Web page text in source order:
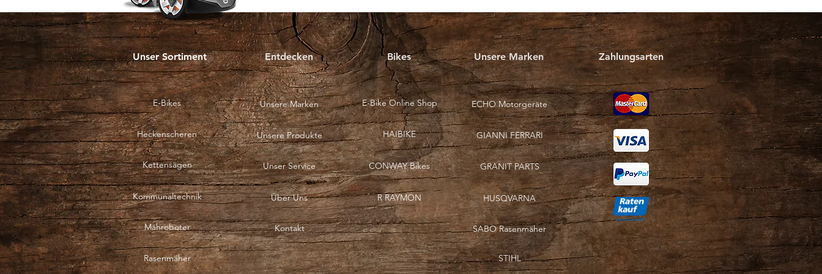
SPORTVEREINE
Unser Sortiment Entdecken Bikes Unsere Marken
E-Bikes
Heckenscheren
Kettensägen
Kommunaltechnik
Mähroboter
Rasenmäher
Unsere Marken
Unsere Produkte
Unser Service
Über Uns
Kontakt
E-Bike Online Shop
HAIBIKE
CONWAY Bikes
R RAYMON
ECHO Motorgeräte
GIANNI FERRARI
GRANIT PARTS
HUSQVARNA
SABO Rasenmäher
STIHL
Zahlungsarten